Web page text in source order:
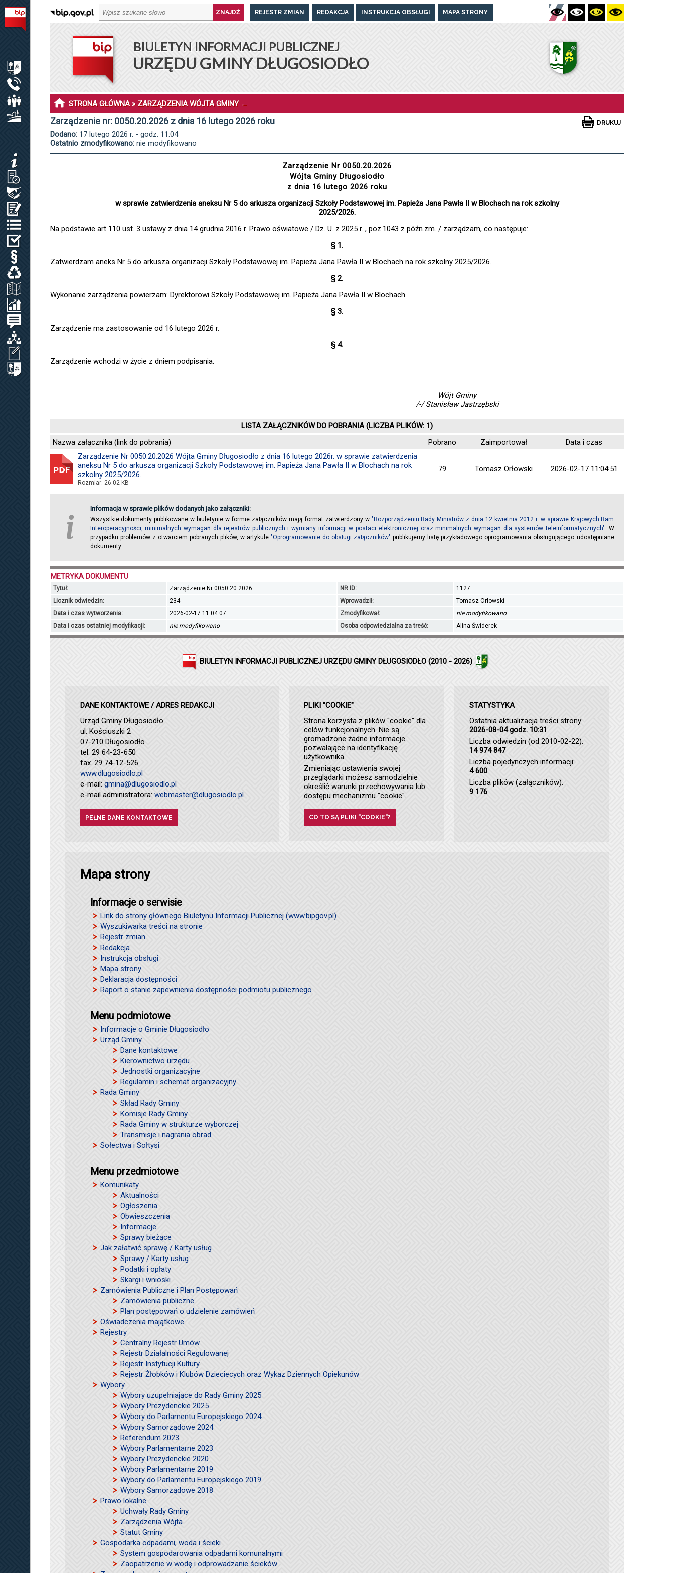
BIULETYN INFORMACJI PUBLICZNEJ URZĘDU GMINY DŁUGOSIODŁO
MENU PODMIOTOWE
INFORMACJE O GMINIE DŁUGOSIODŁO
RADA GMINY
SOŁECTWA I SOŁTYSI
MENU PRZEDMIOTOWE
OŚWIADCZENIA MAJĄTKOWE
REJESTR ZMIAN REDAKCJA INSTRUKCJA OBSŁUGI MAPA STRONY
BIULETYN INFORMACJI PUBLICZNEJ
URZĘDU GMINY DŁUGOSIODŁO
STRONA GŁÓWNA» ZARZĄDZENIA WÓJTA GMINY←
Zarządzenie nr: 0050.20.2026 z dnia 16 lutego 2026 roku
Dodano:17 lutego 2026 r. - godz. 11:04
Ostatnio zmodyfikowano:nie modyfikowano
DRUKUJ
Zarządzenie Nr 0050.20.2026
Wójta Gminy Długosiodło
z dnia 16 lutego 2026 roku
w sprawie zatwierdzenia aneksu Nr 5 do arkusza organizacji Szkoły Podstawowej im. Papieża Jana Pawła II w Blochach na rok szkolny
2025/2026.
Na podstawie art 110 ust. 3 ustawy z dnia 14 grudnia 2016 r. Prawo oświatowe / Dz. U. z 2025 r. , poz.1043 z późn.zm. / zarządzam, co następuje:
§ 1.
Zatwierdzam aneks Nr 5 do arkusza organizacji Szkoły Podstawowej im. Papieża Jana Pawła II w Blochach na rok szkolny 2025/2026.
§ 2.
Wykonanie zarządzenia powierzam: Dyrektorowi Szkoły Podstawowej im. Papieża Jana Pawła II w Blochach.
§ 3.
Zarządzenie ma zastosowanie od 16 lutego 2026 r.
§ 4.
Zarządzenie wchodzi w życie z dniem podpisania.
Wójt Gminy
/-/ Stanisław Jastrzębski
LISTA ZAŁĄCZNIKÓW DO POBRANIA (LICZBA PLIKÓW: 1)
Nazwa załącznika (link do pobrania)
Pobrano Zaimportował
Data i czas
Zarządzenie Nr 0050.20.2026 Wójta Gminy Długosiodło z dnia 16 lutego 2026r. w sprawie zatwierdzenia
aneksu Nr 5 do arkusza organizacji Szkoły Podstawowej im. Papieża Jana Pawła II w Blochach na rok
szkolny 2025/2026.
Rozmiar: 26.02 KB
79 Tomasz Orłowski 2026-02-17 11:04:51
i
Informacja w sprawie plików dodanych jako załączniki:
Wszystkie dokumenty publikowane w biuletynie w formie załączników mają format zatwierdzony w "Rozporządzeniu Rady Ministrów z dnia 12 kwietnia 2012 r. w sprawie Krajowych Ram
Interoperacyjności, minimalnych wymagań dla rejestrów publicznych i wymiany informacji w postaci elektronicznej oraz minimalnych wymagań dla systemów teleinformatycznych". W
przypadku problemów z otwarciem pobranych plików, w artykule "Oprogramowanie do obsługi załączników" publikujemy listę przykładowego oprogramowania obsługującego udostępniane
dokumenty.
METRYKA DOKUMENTU
Tytuł: Zarządzenie Nr 0050.20.2026 NR ID:
1127
Licznik odwiedzin:
234 Wprowadził:
Tomasz Orłowski
Data i czas wytworzenia:
2026-02-17 11:04:07 Zmodyfikował:
nie modyfikowano
Data i czas ostatniej modyfikacji:
nie modyfikowano Osoba odpowiedzialna za treść: Alina Świderek
BIULETYN INFORMACJI PUBLICZNEJ URZĘDU GMINY DŁUGOSIODŁO (2010 - 2026)
DANE KONTAKTOWE / ADRES REDAKCJI
Urząd Gminy Długosiodło
ul. Kościuszki 2
07-210 Długosiodło
tel. 29 64-23-650
fax. 29 74-12-526
www.dlugosiodlo.pl
e-mail: gmina@dlugosiodlo.pl
e-mail administratora: webmaster@dlugosiodlo.pl
PEŁNE DANE KONTAKTOWE
PLIKI "COOKIE"
Strona korzysta z plików "cookie" dla
celów funkcjonalnych. Nie są
gromadzone żadne informacje
pozwalające na identyfikację
użytkownika.
Zmieniając ustawienia swojej
przeglądarki możesz samodzielnie
określić warunki przechowywania lub
dostępu mechanizmu "cookie".
CO TO SĄ PLIKI "COOKIE"?
STATYSTYKA
Ostatnia aktualizacja treści strony:
2026-08-04 godz. 10:31
Liczba odwiedzin (od 2010-02-22):
14 974 847
Liczba pojedynczych informacji:
4 600
Liczba plików (załączników):
9 176
Mapa strony
Informacje o serwisie
Link do strony głównego Biuletynu Informacji Publicznej (www.bipgov.pl)
Wyszukiwarka treści na stronie
Rejestr zmian
Redakcja
Instrukcja obsługi
Mapa strony
Deklaracja dostępności
Raport o stanie zapewnienia dostępności podmiotu publicznego
Menu podmiotowe
Informacje o Gminie Długosiodło
Urząd Gminy
Dane kontaktowe
Kierownictwo urzędu
Jednostki organizacyjne
Regulamin i schemat organizacyjny
Rada Gminy
Skład Rady Gminy
Komisje Rady Gminy
Rada Gminy w strukturze wyborczej
Transmisje i nagrania obrad
Sołectwa i Sołtysi
Menu przedmiotowe
Komunikaty
Aktualności
Ogłoszenia
Obwieszczenia
Informacje
Sprawy bieżące
Jak załatwić sprawę / Karty usług
Sprawy / Karty usług
Podatki i opłaty
Skargi i wnioski
Zamówienia Publiczne i Plan Postępowań
Zamówienia publiczne
Plan postępowań o udzielenie zamówień
Oświadczenia majątkowe
Rejestry
Centralny Rejestr Umów
Rejestr Działalności Regulowanej
Rejestr Instytucji Kultury
Rejestr Żłobków i Klubów Dzieciecych oraz Wykaz Dziennych Opiekunów
Wybory
Wybory uzupełniające do Rady Gminy 2025
Wybory Prezydenckie 2025
Wybory do Parlamentu Europejskiego 2024
Wybory Samorządowe 2024
Referendum 2023
Wybory Parlamentarne 2023
Wybory Prezydenckie 2020
Wybory Parlamentarne 2019
Wybory do Parlamentu Europejskiego 2019
Wybory Samorządowe 2018
Prawo lokalne
Uchwały Rady Gminy
Zarządzenia Wójta
Statut Gminy
Gospodarka odpadami, woda i ścieki
System gospodarowania odpadami komunalnymi
Zaopatrzenie w wodę i odprowadzanie ścieków